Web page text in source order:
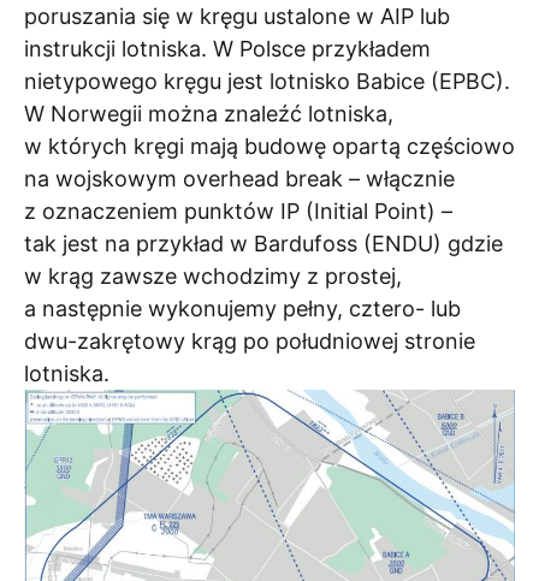
poruszania się w kręgu ustalone w AIP lub
instrukcji lotniska. W Polsce przykładem
nietypowego kręgu jest lotnisko Babice (EPBC).
W Norwegii można znaleźć lotniska,
w których kręgi mają budowę opartą częściowo
na wojskowym overhead break – włącznie
z oznaczeniem punktów IP (Initial Point) –
tak jest na przykład w Bardufoss (ENDU) gdzie
w krąg zawsze wchodzimy z prostej,
a następnie wykonujemy pełny, cztero- lub
dwu-zakrętowy krąg po południowej stronie
lotniska.